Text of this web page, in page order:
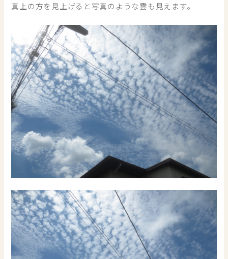
真上の方を見上げると写真のような雲も見えます。